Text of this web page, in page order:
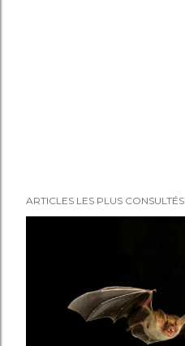
ARTICLES LES PLUS CONSULTÉS